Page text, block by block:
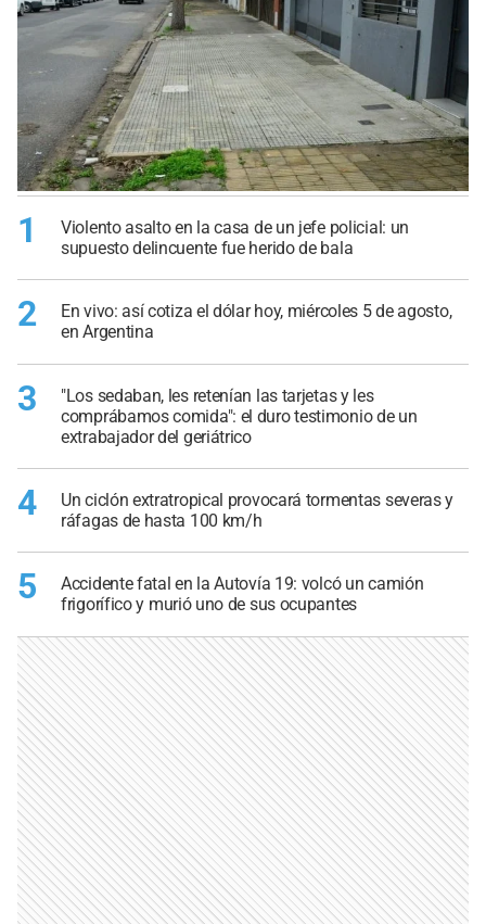
1
Violento asalto en la casa de un jefe policial: un
supuesto delincuente fue herido de bala
2
En vivo: así cotiza el dólar hoy, miércoles 5 de agosto,
en Argentina
3
"Los sedaban, les retenían las tarjetas y les
comprábamos comida": el duro testimonio de un
extrabajador del geriátrico
4
Un ciclón extratropical provocará tormentas severas y
ráfagas de hasta 100 km/h
5
Accidente fatal en la Autovía 19: volcó un camión
frigorífico y murió uno de sus ocupantes